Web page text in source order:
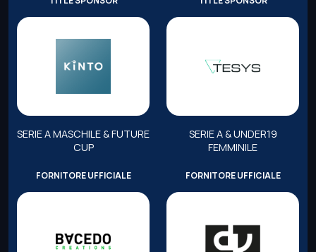
SERIE A MASCHILE & FUTURE
CUP
SERIE A & UNDER19
FEMMINILE
FORNITORE UFFICIALE FORNITORE UFFICIALE